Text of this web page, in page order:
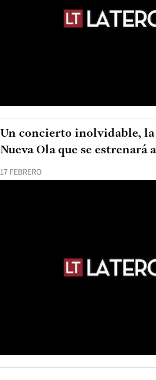
17 FEBRERO
Un concierto inolvidable,
Nueva Ola que se estrenará